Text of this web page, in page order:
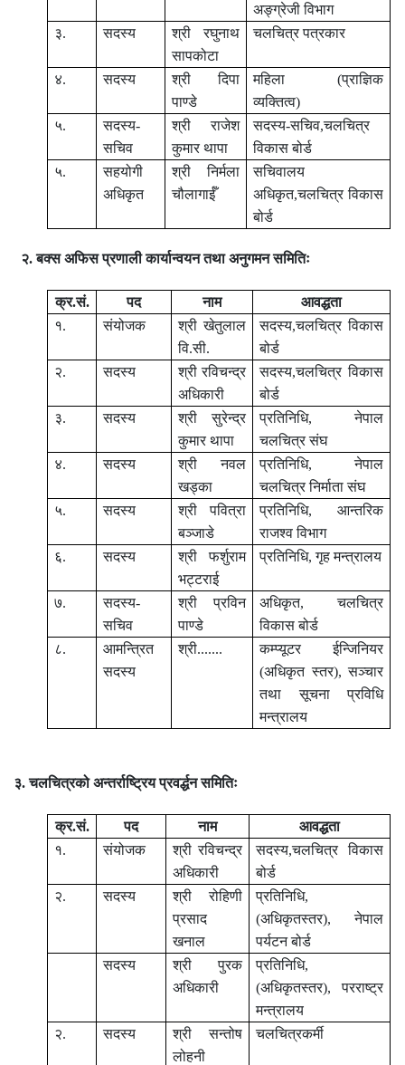
अङ्‍ग्रेजी विभाग
३.
सदस्य
श्री रघुनाथ
सापकोटा
चलचित्र पत्रकार
४. सदस्य
श्री दिपा
पाण्डे
महिला (प्राज्ञिक
व्यक्तित्व)
५.
सदस्य-
सचिव
श्री राजेश
कुमार थापा
सदस्य-सचिव,चलचित्र
विकास बोर्ड
५.
सहयोगी
अधिकृत
श्री निर्मला
चौलागाईँ
सचिवालय
अधिकृत,चलचित्र विकास
बोर्ड
२. बक्स अफिस प्रणाली कार्यान्वयन तथा अनुगमन समितिः
क्र.सं. पद नाम
आवद्धता
१.
संयोजक
श्री खेतुलाल
वि.सी.
सदस्य,चलचित्र विकास
बोर्ड
२.
सदस्य
श्री रविचन्द्र
अधिकारी
सदस्य,चलचित्र विकास
बोर्ड
३.
सदस्य
श्री सुरेन्द्र
कुमार थापा
प्रतिनिधि, नेपाल
चलचित्र संघ
४.
सदस्य
श्री नवल
खड्का
प्रतिनिधि, नेपाल
चलचित्र निर्माता संघ
५.
सदस्य
श्री पवित्रा
बञ्जाडे
प्रतिनिधि, आन्तरिक
राजश्व विभाग
६.
सदस्य
श्री फर्शुराम
भट्टराई
प्रतिनिधि, गृह मन्त्रालय
७.
सदस्य-
सचिव
श्री प्रविन
पाण्डे
अधिकृत, चलचित्र
विकास बोर्ड
८.
आमन्त्रित
सदस्य
श्री.......
कम्प्यूटर ईन्जिनियर
(अधिकृत स्तर), सञ्चार
तथा सूचना प्रविधि
मन्त्रालय
३. चलचित्रको अन्तर्राष्ट्रिय प्रवर्द्धन समितिः
क्र.सं. पद नाम
आवद्धता
१.
संयोजक
श्री रविचन्द्र
अधिकारी
सदस्य,चलचित्र विकास
बोर्ड
२.
सदस्य
श्री रोहिणी
प्रसाद
खनाल
प्रतिनिधि,
(अधिकृतस्तर), नेपाल
पर्यटन बोर्ड
सदस्य
श्री पुरक
अधिकारी
प्रतिनिधि,
(अधिकृतस्तर),परराष्ट्र
मन्त्रालय
२.
सदस्य
श्री सन्तोष
लोहनी
चलचित्रकर्मी